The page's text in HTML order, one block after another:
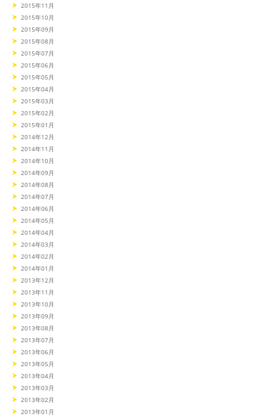
2015年11月
2015年10月
2015年09月
2015年08月
2015年07月
2015年06月
2015年05月
2015年04月
2015年03月
2015年02月
2015年01月
2014年12月
2014年11月
2014年10月
2014年09月
2014年08月
2014年07月
2014年06月
2014年05月
2014年04月
2014年03月
2014年02月
2014年01月
2013年12月
2013年11月
2013年10月
2013年09月
2013年08月
2013年07月
2013年06月
2013年05月
2013年04月
2013年03月
2013年02月
2013年01月